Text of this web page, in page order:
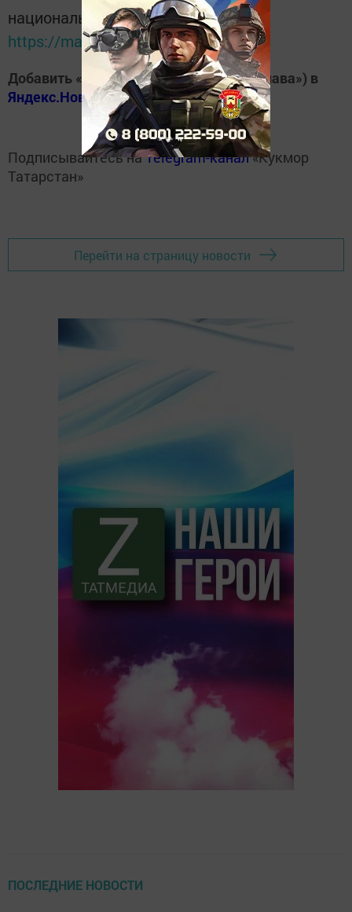
национальном мессенджере MАХ:
https://max.ru/tatmedia
Добавить «Хезмэт даны» («Трудовая слава») в
Яндекс.Новости
Подписывайтесь наTelegram-канал«Кукмор
Татарстан»
Перейти на страницу новости
ПОСЛЕДНИЕ НОВОСТИ